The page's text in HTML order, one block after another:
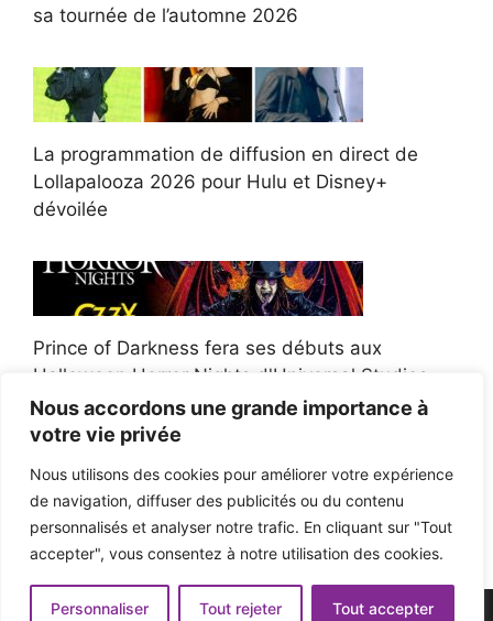
Nous accordons une grande importance à
votre vie privée
Nous utilisons des cookies pour améliorer votre expérience
de navigation, diffuser des publicités ou du contenu
personnalisés et analyser notre trafic. En cliquant sur "Tout
accepter", vous consentez à notre utilisation des cookies.
Personnaliser Tout rejeter Tout accepter
sa tournée de l’automne 2026
La programmation de diffusion en direct de
Lollapalooza 2026 pour Hulu et Disney+
dévoilée
Prince of Darkness fera ses débuts aux
Halloween Horror Nights d'Universal Studios
Afroman poursuit un policier de l'Ohio après la
victoire du jury en diffamation